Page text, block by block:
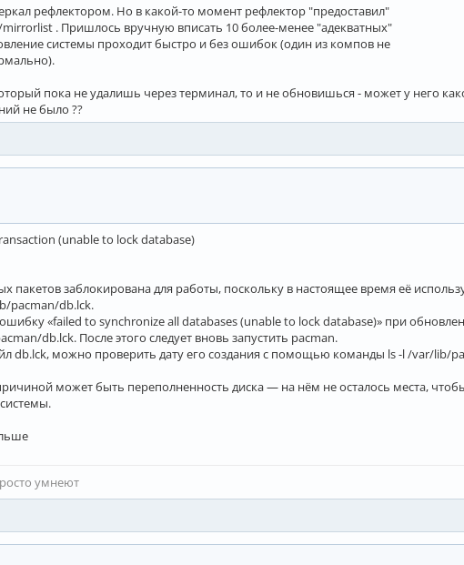
рефлектором. Но в какой-то момент рефлектор "предоставил"
. Пришлось вручную вписать 10 более-менее "адекватных"
системы проходит быстро и без ошибок (один из компов не
пока не удалишь через терминал, то и не обновишься - может у него
не было ??
(unable to lock database)
пакетов заблокирована для работы, поскольку в настоящее время её
pacman/db.lck.
«failed to synchronize all databases (unable to lock database)» при
db.lck. После этого следует вновь запустить pacman.
db.lck, можно проверить дату его создания с помощью команды ls -l /var/lib/
может быть переполненность диска — на нём не осталось места,
умнеют